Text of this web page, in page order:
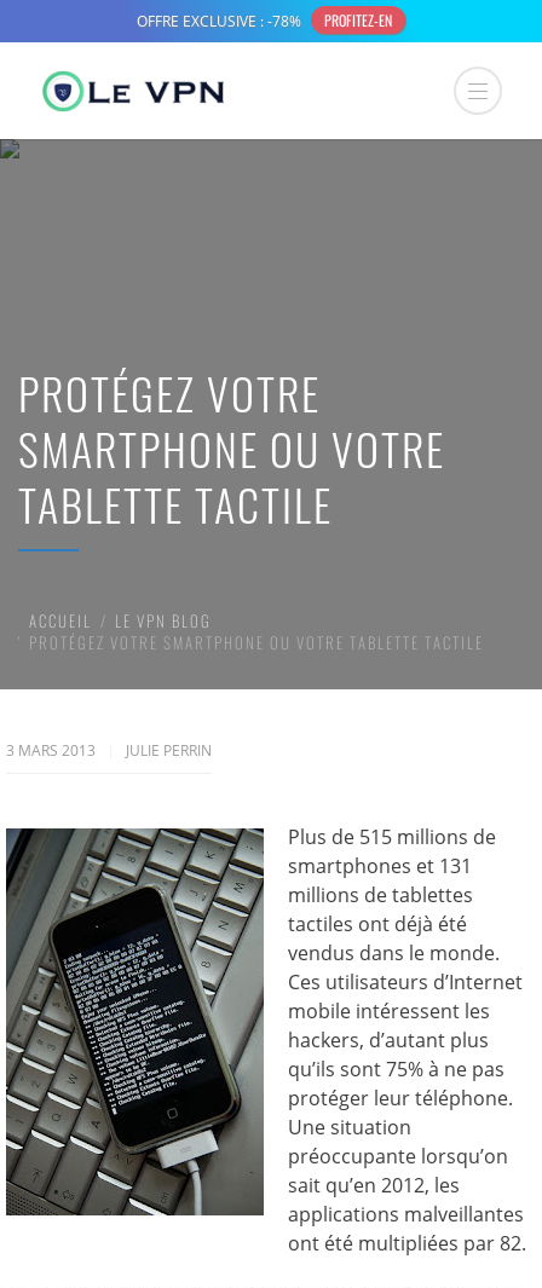
PROTÉGEZ VOTRE
SMARTPHONE OU VOTRE
TABLETTE TACTILE
ACCUEIL
LE VPN BLOG
PROTÉGEZ VOTRE SMARTPHONE OU VOTRE TABLETTE TACTILE
3 MARS 2013 JULIE PERRIN
Plus de 515 millions de
smartphones et 131
millions de tablettes
tactiles ont déjà été
vendus dans le monde.
Ces utilisateurs d’Internet
mobile intéressent les
hackers, d’autant plus
qu’ils sont 75% à ne pas
protéger leur téléphone.
Une situation
préoccupante lorsqu’on
sait qu’en 2012, les
applications malveillantes
ont été multipliées par 82.